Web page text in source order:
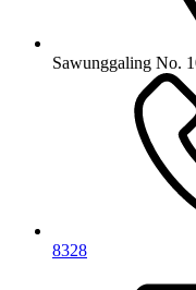
Sawunggaling No.
8328